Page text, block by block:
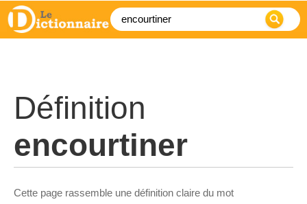
Définition
encourtiner
Cette page rassemble une définition claire du mot